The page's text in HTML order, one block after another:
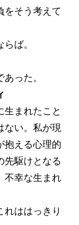
をそう考えて
ば。
った。
生まれたこと
ない。私が現
抱える心理的
先駆けとなる
不幸な生まれ
れははっきり